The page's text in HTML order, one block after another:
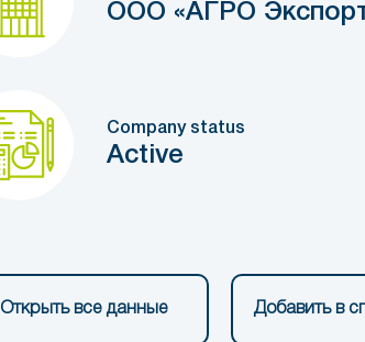
ООО «АГРО
Company status
Active
Открыть все данные Добавить в